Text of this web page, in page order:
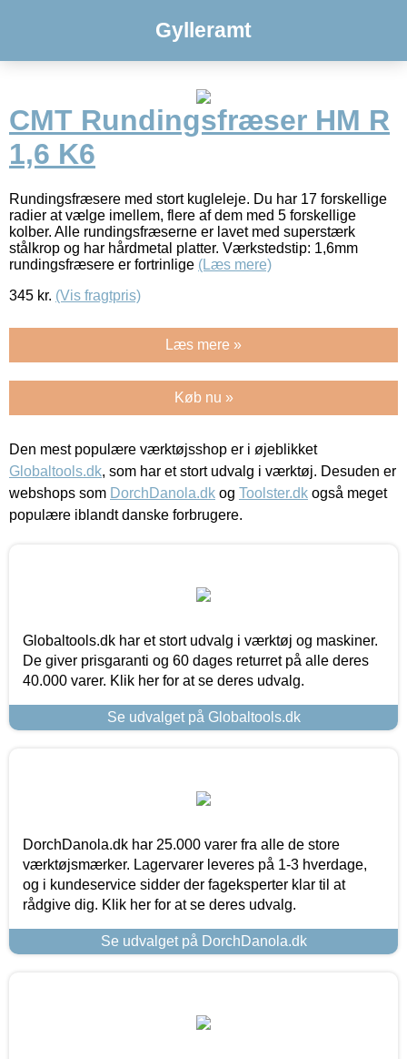
Gylleramt
CMT Rundingsfræser HM R
1,6 K6
Rundingsfræsere med stort kugleleje. Du har 17 forskellige
radier at vælge imellem, flere af dem med 5 forskellige
kolber. Alle rundingsfræserne er lavet med superstærk
stålkrop og har hårdmetal platter. Værkstedstip: 1,6mm
rundingsfræsere er fortrinlige (Læs mere)
345 kr. (Vis fragtpris)
Læs mere »
Køb nu »
Den mest populære værktøjsshop er i øjeblikket
Globaltools.dk, som har et stort udvalg i værktøj. Desuden er
webshops som DorchDanola.dk og Toolster.dk også meget
populære iblandt danske forbrugere.
Globaltools.dk har et stort udvalg i værktøj og maskiner.
De giver prisgaranti og 60 dages returret på alle deres
40.000 varer. Klik her for at se deres udvalg.
Se udvalget på Globaltools.dk
DorchDanola.dk har 25.000 varer fra alle de store
værktøjsmærker. Lagervarer leveres på 1-3 hverdage,
og i kundeservice sidder der fageksperter klar til at
rådgive dig. Klik her for at se deres udvalg.
Se udvalget på DorchDanola.dk